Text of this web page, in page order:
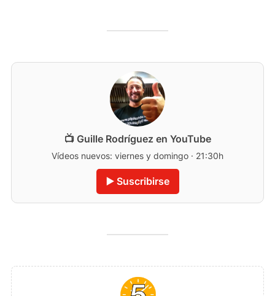
📺 Guille Rodríguez en YouTube
Vídeos nuevos: viernes y domingo · 21:30h
▶️ Suscribirse